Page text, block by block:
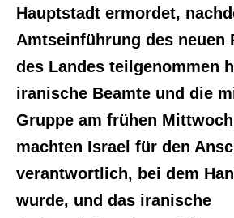
Hauptstadt ermordet,
Amtseinführung des neuen
des Landes teilgenommen
iranische Beamte und die
Gruppe am frühen
machten Israel für den
verantwortlich, bei dem
wurde, und das iranische